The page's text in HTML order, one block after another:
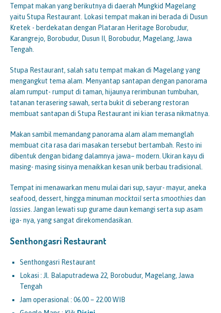
Tempat makan yang berikutnya di daerah Mungkid Magelang
yaitu Stupa Restaurant. Lokasi tempat makan ini berada di Dusun
Kretek - berdekatan dengan Plataran Heritage Borobudur,
Karangrejo, Borobudur, Dusun II, Borobudur, Magelang, Jawa
Tengah.
Stupa Restaurant, salah satu tempat makan di Magelang yang
mengangkut tema alam. Menyantap santapan dengan panorama
alam rumput- rumput di taman, hijaunya rerimbunan tumbuhan,
tatanan terasering sawah, serta bukit di seberang restoran
membuat santapan di Stupa Restaurant ini kian terasa nikmatnya.
Makan sambil memandang panorama alam alam memanglah
membuat cita rasa dari masakan tersebut bertambah. Resto ini
dibentuk dengan bidang dalamnya jawa– modern. Ukiran kayu di
masing- masing sisinya menaikkan kesan unik berbau tradisional.
Tempat ini menawarkan menu mulai dari sup, sayur- mayur, aneka
seafood, dessert, hingga minuman mocktail serta smoothies dan
lassies. Jangan lewati sup gurame daun kemangi serta sup asam
iga- nya, yang sangat direkomendasikan.
Senthongasri Restaurant
Senthongasri Restaurant
Lokasi : Jl. Balaputradewa 22, Borobudur, Magelang, Jawa
Tengah
Jam operasional : 06.00 – 22.00 WIB